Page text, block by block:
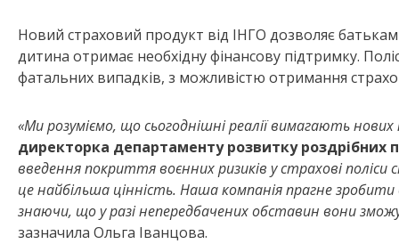
Новий страховий продукт від ІНГО дозволяє
дитина отримає необхідну фінансову підтримку.
фатальних випадків, з можливістю отримання
«Ми розуміємо, що сьогоднішні реалії вимагають
директорка департаменту розвитку роздрібних
введення покриття воєнних ризиків у страхові
це найбільша цінність. Наша компанія прагне
знаючи, що у разі непередбачених обставин вони
зазначила Ольга Іванцова.